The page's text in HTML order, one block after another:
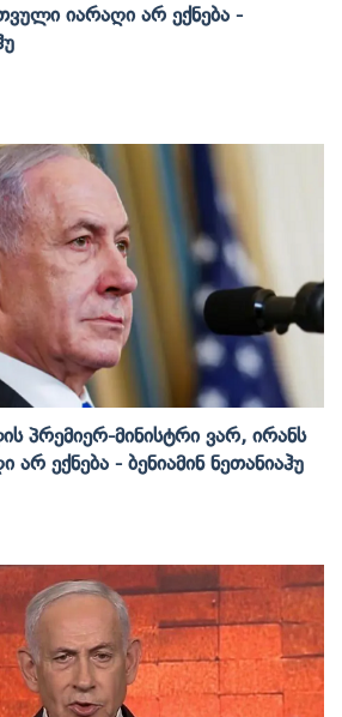
Იარაღი Არ Ექნება -
Პრემიერ-Მინისტრი Ვარ, Ირანს
Ექნება - Ბენიამინ Ნეთანიაჰუ